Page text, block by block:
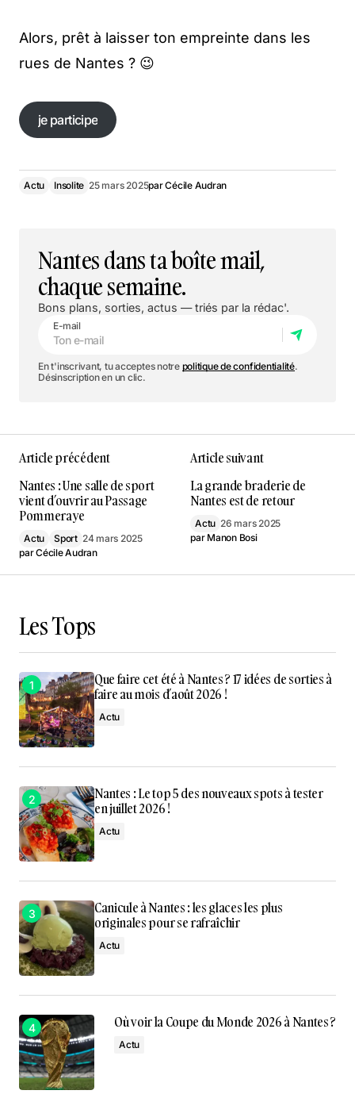
Alors, prêt à laisser ton empreinte dans les
rues de Nantes ? 😉
je participe
je participe
Actu Insolite 25 mars 2025parCécile Audran
Nantes dans ta boîte mail,
chaque semaine.
Bons plans, sorties, actus — triés par la rédac'.
E-mail
En t'inscrivant, tu acceptes notre politique de confidentialité.
Désinscription en un clic.
Article précédent
Nantes : Une salle de sport
vient d’ouvrir au Passage
Pommeraye
Actu Sport 24 mars 2025
parCécile Audran
Article suivant
La grande braderie de
Nantes est de retour
Actu 26 mars 2025
par Manon Bosi
Les Tops
Que faire cet été à Nantes ? 17 idées de sorties à
faire au mois d’août 2026 !
Actu
Nantes : Le top 5 des nouveaux spots à tester
en juillet 2026 !
Actu
Canicule à Nantes : les glaces les plus
originales pour se rafraîchir
Actu
Où voir la Coupe du Monde 2026 à Nantes ?
Actu